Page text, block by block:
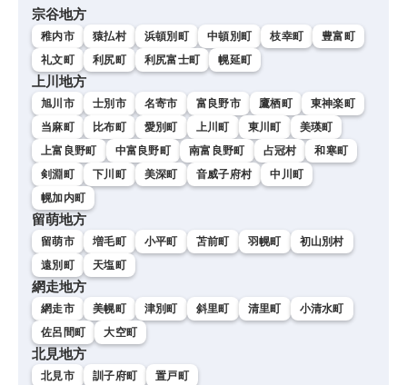
宗谷地方
稚内市 猿払村 浜頓別町 中頓別町 枝幸町
豊富町
礼文町
利尻町 利尻富士町 幌延町
上川地方
旭川市 士別市 名寄市 富良野市 鷹栖町
東神楽町
当麻町
比布町 愛別町 上川町 東川町
美瑛町
上富良野町
中富良野町 南富良野町 占冠村
和寒町
剣淵町
下川町 美深町 音威子府村
中川町
幌加内町
留萌地方
留萌市 増毛町 小平町 苫前町 羽幌町
初山別村
遠別町
天塩町
網走地方
網走市 美幌町 津別町 斜里町 清里町
小清水町
佐呂間町
大空町
北見地方
北見市 訓子府町 置戸町